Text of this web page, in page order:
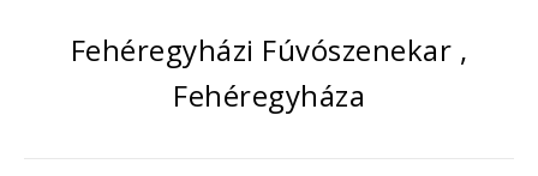
Fehéregyházi Fúvószenekar ,
Fehéregyháza